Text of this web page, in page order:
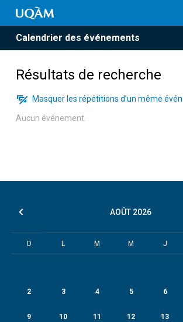
Calendrier des événements
Résultats de recherche
Masquer les répétitions d’un même
Aucun événement.
AOÛT 2026
D L M M J
2 3 4 5 6
9 10 11 12 13